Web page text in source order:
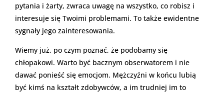
pytania i żarty, zwraca uwagę na wszystko, co robisz i
interesuje się Twoimi problemami. To także ewidentne
sygnały jego zainteresowania.
Wiemy już, po czym poznać, że podobamy się
chłopakowi. Warto być bacznym obserwatorem i nie
dawać ponieść się emocjom. Mężczyźni w końcu lubią
być kimś na kształt zdobywców, a im trudniej im to